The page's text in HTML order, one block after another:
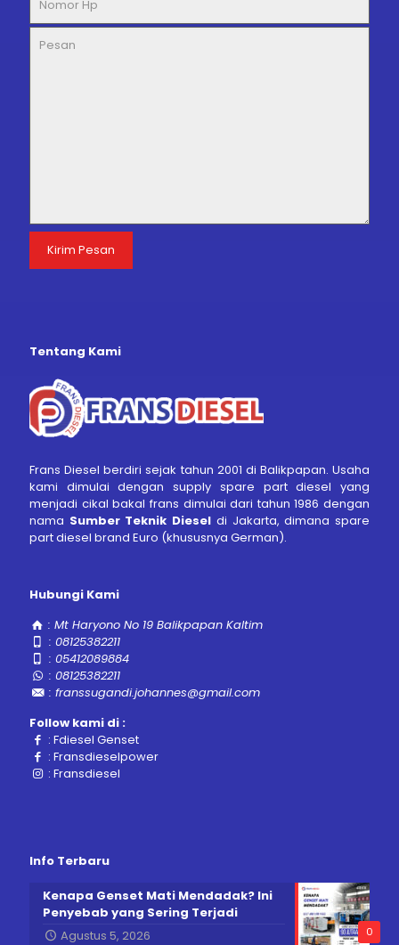
Tentang Kami
Frans Diesel berdiri sejak tahun 2001 di Balikpapan. Usaha
kami dimulai dengan supply spare part diesel yang
menjadi cikal bakal frans dimulai dari tahun 1986 dengan
nama Sumber Teknik Diesel di Jakarta, dimana spare
part diesel brand Euro (khususnya German).
Hubungi Kami
:Mt Haryono No 19 Balikpapan Kaltim
:08125382211
:05412089884
:08125382211
:franssugandi.johannes@gmail.com
Follow kami di :
:Fdiesel Genset
:Fransdieselpower
:Fransdiesel
Info Terbaru
0
Kenapa Genset Mati Mendadak? Ini
Penyebab yang Sering Terjadi
Agustus 5, 2026